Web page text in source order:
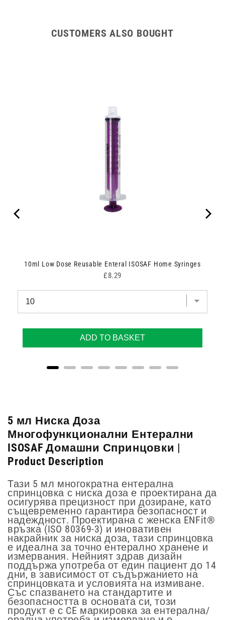
CUSTOMERS ALSO BOUGHT
10ml Low Dose Reusable Enteral ISOSAF Home Syringes
Price
£8.29
ADD TO BASKET
5 мл Ниска Доза
Многофункционални Ентерални
ISOSAF Домашни Спринцовки |
Product Description
Тази 5 мл многократна ентерална
спринцовка с ниска доза е проектирана да
осигурява прецизност при дозиране, като
същевременно гарантира безопасност и
надеждност. Проектирана с женска ENFit®
връзка (ISO 80369-3) и иновативен
накрайник за ниска доза, тази спринцовка
е идеална за точно ентерално хранене и
измервания. Нейният здрав дизайн
поддържа употреба от един пациент до 14
дни, в зависимост от съдържанието на
спринцовката и условията на измиване.
Със спазването на стандартите и
безопасността в основата си, този
продукт е с CE маркировка за ентерална/